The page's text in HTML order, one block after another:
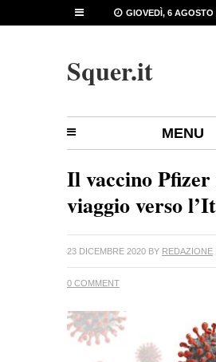
GIOVEDÌ, 6 AGOSTO
Squer.it
MENU
Il vaccino
viaggio verso
23 DICEMBRE 2020 BY REDAZIONE
0 COMMENT